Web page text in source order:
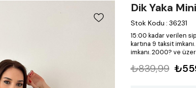
Dik Yaka
Stok Kodu : 36231
15:00 kadar verilen
kartına 9 taksit imkanı.
imkanı. 2000? ve
₺839,99